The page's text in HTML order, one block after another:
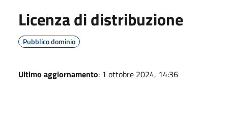
Licenza di distribuzione
Pubblico dominio
Ultimo aggiornamento: 1 ottobre 2024, 14:36